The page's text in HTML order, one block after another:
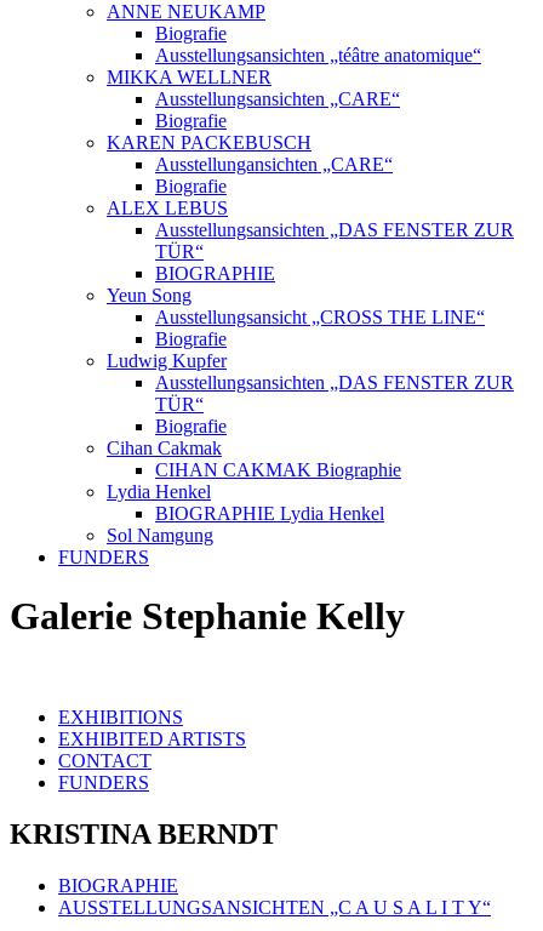
ANNE NEUKAMP
Biografie
Ausstellungsansichten „téâtre anatomique“
MIKKA WELLNER
Ausstellungsansichten „CARE“
Biografie
KAREN PACKEBUSCH
Ausstellungansichten „CARE“
Biografie
ALEX LEBUS
Ausstellungsansichten „DAS FENSTER ZUR
TÜR“
BIOGRAPHIE
Yeun Song
Ausstellungsansicht „CROSS THE LINE“
Biografie
Ludwig Kupfer
Ausstellungsansichten „DAS FENSTER ZUR
TÜR“
Biografie
Cihan Cakmak
CIHAN CAKMAK Biographie
Lydia Henkel
BIOGRAPHIE Lydia Henkel
Sol Namgung
FUNDERS
Galerie Stephanie Kelly
EXHIBITIONS
EXHIBITED ARTISTS
CONTACT
FUNDERS
KRISTINA BERNDT
BIOGRAPHIE
AUSSTELLUNGSANSICHTEN „C A U S A L I T Y“